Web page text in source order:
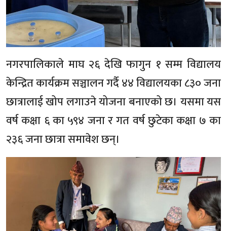
नगरपालिकाले माघ २६ देखि फागुन १ सम्म विद्यालय
केन्द्रित कार्यक्रम सञ्चालन गर्दै ४४ विद्यालयका ८३० जना
छात्रालाई खोप लगाउने योजना बनाएको छ। यसमा यस
वर्ष कक्षा ६ का ५९४ जना र गत वर्ष छुटेका कक्षा ७ का
२३६ जना छात्रा समावेश छन्।